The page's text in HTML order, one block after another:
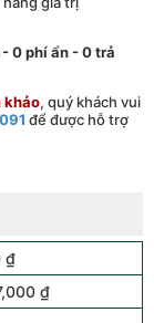
0 phí ẩn - 0 trả
khảo, quý khách vui
để được hỗ trợ
₫
₫